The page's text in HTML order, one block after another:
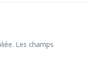
Les champs